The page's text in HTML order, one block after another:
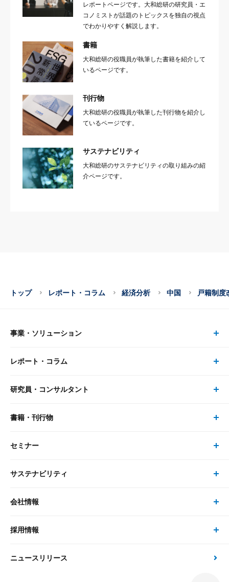
レポートページです。大和総研の研究員・エ
コノミストが話題のトピックスを独自の視点
でわかりやすく解説します。
書籍
大和総研の役職員が執筆した書籍を紹介して
いるページです。
刊行物
大和総研の役職員が執筆した刊行物を紹介し
ているページです。
サステナビリティ
大和総研のサステナビリティの取り組みの紹
介ページです。
トップ レポート・コラム 経済分析 中国 戸籍制度
事業・ソリューション
事業・ソリューション トップ
リサーチ
大和総研の強み
先端テクノロジーに基づく新たな価値の創出
レポート・コラム
レポート・コラム トップ
最新のレポート・コラム
政策分析
研究員・コンサルタント
研究員・コンサルタント トップ
研究員
書籍・刊行物
書籍・刊行物 トップ
書籍
セミナー
セミナー トップ
現在受付中のセミナー・イベント
サステナビリティ
サステナビリティの取り組み
次世代社会への貢献
会社情報
会社情報 トップ
会社概要・役員一覧
採用情報
採用情報 トップ
ニュースリリース